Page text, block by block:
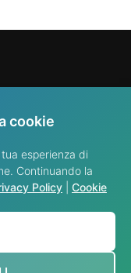
cookie
esperienza di
Continuando la
Policy
Cookie